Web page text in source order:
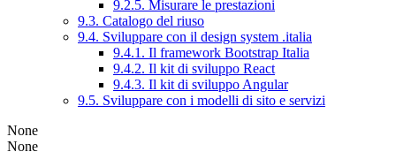
9.2.5. Misurare le prestazioni
9.3. Catalogo del riuso
9.4. Sviluppare con il design system .italia
9.4.1. Il framework Bootstrap Italia
9.4.2. Il kit di sviluppo React
9.4.3. Il kit di sviluppo Angular
9.5. Sviluppare con i modelli di sito e servizi
None
None